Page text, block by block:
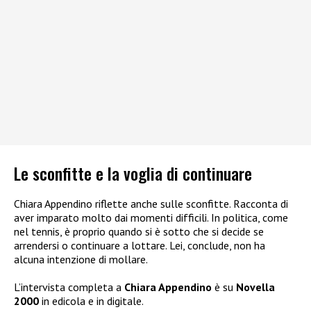
Le sconfitte e la voglia di continuare
Chiara Appendino riflette anche sulle sconfitte. Racconta di
aver imparato molto dai momenti difficili. In politica, come
nel tennis, è proprio quando si è sotto che si decide se
arrendersi o continuare a lottare. Lei, conclude, non ha
alcuna intenzione di mollare.
L’intervista completa a Chiara Appendino è su Novella
2000 in edicola e in digitale.